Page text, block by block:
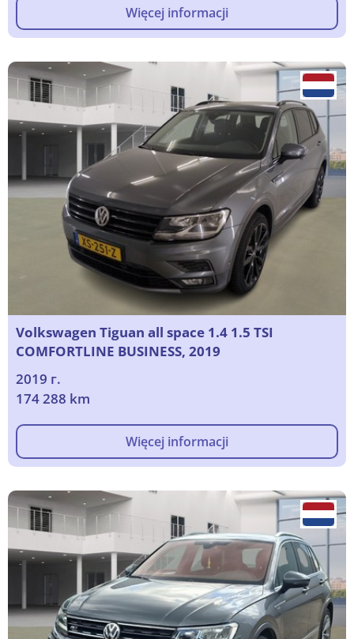
Więcej informacji
Volkswagen Tiguan all space 1.4 1.5 TSI
COMFORTLINE BUSINESS, 2019
2019 г.
174 288 km
Więcej informacji